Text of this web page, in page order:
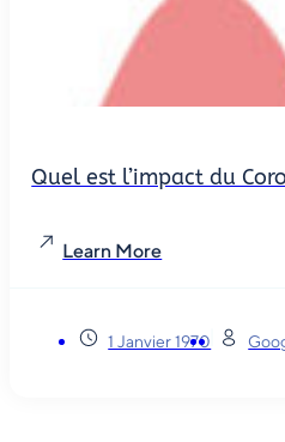
Quel est l’impact du
Learn More
1 Janvier 1970